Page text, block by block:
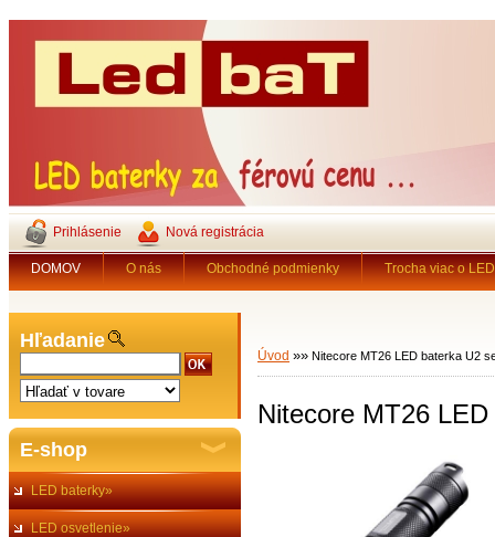
Prihlásenie Nová registrácia
DOMOV O nás Obchodné podmienky Trocha viac o
Hľadanie
E-shop
LED baterky»
LED osvetlenie»
Úvod »» Nitecore MT26 LED baterka U2
Nitecore MT26